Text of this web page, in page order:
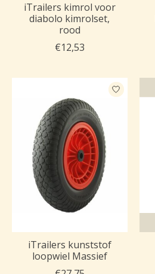
iTrailers kimrol voor
diabolo kimrolset,
rood
€12,53
iTrailers kunststof
loopwiel Massief